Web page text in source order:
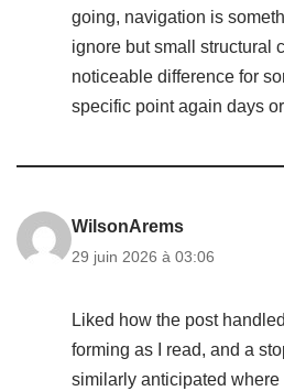
going, navigation is
ignore but small structural
noticeable difference for
specific point again days
WilsonArems
29 juin 2026 à 03:06
Liked how the post
forming as I read, and a
similarly anticipated